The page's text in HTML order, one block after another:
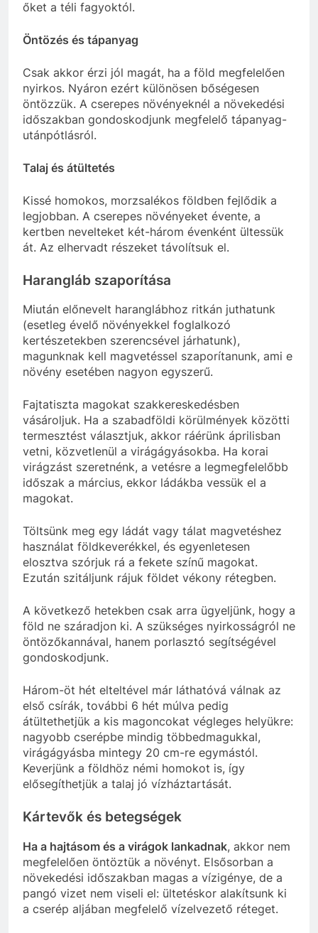
őket a téli fagyoktól.
Öntözés és tápanyag
Csak akkor érzi jól magát, ha a föld megfelelően
nyirkos. Nyáron ezért különösen bőségesen
öntözzük. A cserepes növényeknél a növekedési
időszakban gondoskodjunk megfelelő tápanyag-
utánpótlásról.
Talaj és átültetés
Kissé homokos, morzsalékos földben fejlődik a
legjobban. A cserepes növényeket évente, a
kertben nevelteket két-három évenként ültessük
át. Az elhervadt részeket távolítsuk el.
Harangláb szaporítása
Miután előnevelt haranglábhoz ritkán juthatunk
(esetleg évelő növényekkel foglalkozó
kertészetekben szerencsével járhatunk),
magunknak kell magvetéssel szaporítanunk, ami e
növény esetében nagyon egyszerű.
Fajtatiszta magokat szakkereskedésben
vásároljuk. Ha a szabadföldi körülmények közötti
termesztést választjuk, akkor ráérünk áprilisban
vetni, közvetlenül a virágágyásokba. Ha korai
virágzást szeretnénk, a vetésre a legmegfelelőbb
időszak a március, ekkor ládákba vessük el a
magokat.
Töltsünk meg egy ládát vagy tálat magvetéshez
használat földkeverékkel, és egyenletesen
elosztva szórjuk rá a fekete színű magokat.
Ezután szitáljunk rájuk földet vékony rétegben.
A következő hetekben csak arra ügyeljünk, hogy a
föld ne száradjon ki. A szükséges nyirkosságról ne
öntözőkannával, hanem porlasztó segítségével
gondoskodjunk.
Három-öt hét elteltével már láthatóvá válnak az
első csírák, további 6 hét múlva pedig
átültethetjük a kis magoncokat végleges helyükre:
nagyobb cserépbe mindig többedmagukkal,
virágágyásba mintegy 20 cm-re egymástól.
Keverjünk a földhöz némi homokot is, így
elősegíthetjük a talaj jó vízháztartását.
Kártevők és betegségek
Ha a hajtásom és a virágok lankadnak, akkor nem
megfelelően öntöztük a növényt. Elsősorban a
növekedési időszakban magas a vízigénye, de a
pangó vizet nem viseli el: ültetéskor alakítsunk ki
a cserép aljában megfelelő vízelvezető réteget.